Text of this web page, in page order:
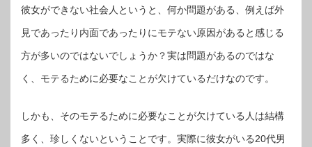
彼女ができない社会人というと、何か問題がある、例えば外
見であったり内面であったりにモテない原因があると感じる
方が多いのではないでしょうか？実は問題があるのではな
く、モテるために必要なことが欠けているだけなのです。
しかも、そのモテるために必要なことが欠けている人は結構
多く、珍しくないということです。実際に彼女がいる20代男